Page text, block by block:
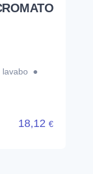
●
18,12 €